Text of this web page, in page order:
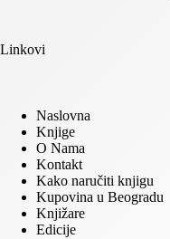
Linkovi
Naslovna
Knjige
O Nama
Kontakt
Kako naručiti knjigu
Kupovina u Beogradu
Knjižare
Edicije